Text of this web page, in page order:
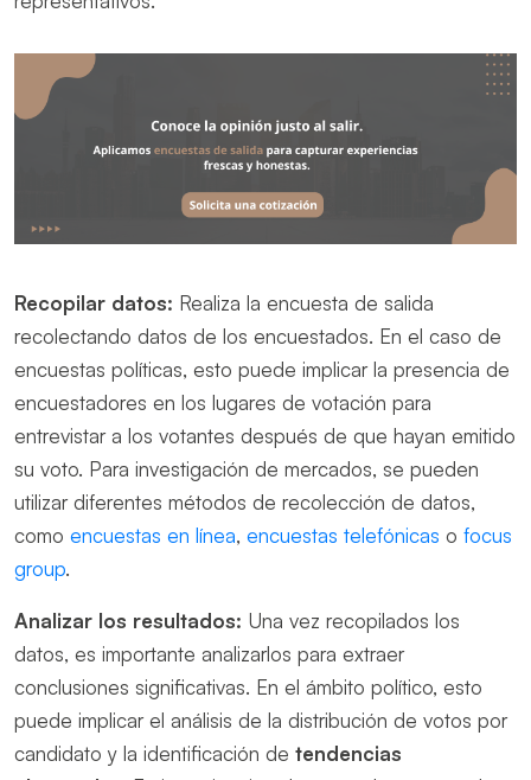
Recopilar datos: Realiza la encuesta de salida
recolectando datos de los encuestados. En el caso de
encuestas políticas, esto puede implicar la presencia de
encuestadores en los lugares de votación para
entrevistar a los votantes después de que hayan emitido
su voto. Para investigación de mercados, se pueden
utilizar diferentes métodos de recolección de datos,
como encuestas en línea, encuestas telefónicas o focus
group.
Analizar los resultados: Una vez recopilados los
datos, es importante analizarlos para extraer
conclusiones significativas. En el ámbito político, esto
puede implicar el análisis de la distribución de votos por
candidato y la identificación de tendencias